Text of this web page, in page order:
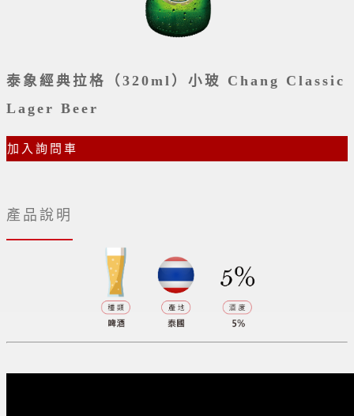
泰象經典拉格（320ml）小玻 Chang Classic
Lager Beer
加入詢問車
產品說明